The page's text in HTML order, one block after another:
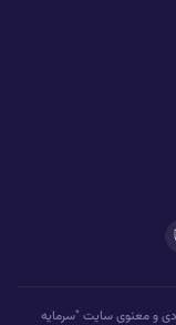
مادی و معنوی سایت "سرمایه